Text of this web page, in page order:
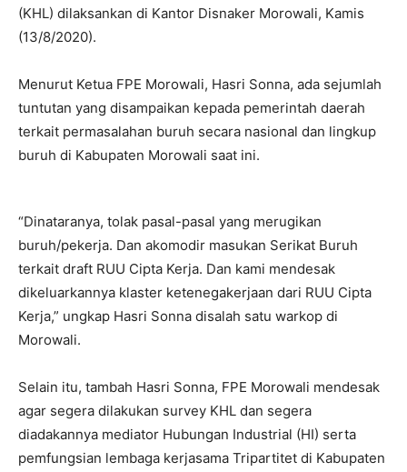
(KHL) dilaksankan di Kantor Disnaker Morowali, Kamis
(13/8/2020).
Menurut Ketua FPE Morowali, Hasri Sonna, ada sejumlah
tuntutan yang disampaikan kepada pemerintah daerah
terkait permasalahan buruh secara nasional dan lingkup
buruh di Kabupaten Morowali saat ini.
“Dinataranya, tolak pasal-pasal yang merugikan
buruh/pekerja. Dan akomodir masukan Serikat Buruh
terkait draft RUU Cipta Kerja. Dan kami mendesak
dikeluarkannya klaster ketenegakerjaan dari RUU Cipta
Kerja,” ungkap Hasri Sonna disalah satu warkop di
Morowali.
Selain itu, tambah Hasri Sonna, FPE Morowali mendesak
agar segera dilakukan survey KHL dan segera
diadakannya mediator Hubungan Industrial (HI) serta
pemfungsian lembaga kerjasama Tripartitet di Kabupaten